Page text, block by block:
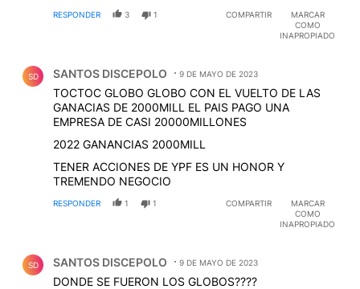
RESPONDER 3 1 COMPARTIR
MARCAR
COMO
INAPROPIADO
SD SANTOS DISCEPOLO 9 DE MAYO DE 2023
TOCTOC GLOBO GLOBO CON EL VUELTO DE LAS
GANACIAS DE 2000MILL EL PAIS PAGO UNA
EMPRESA DE CASI 20000MILLONES
2022 GANANCIAS 2000MILL
TENER ACCIONES DE YPF ES UN HONOR Y
TREMENDO NEGOCIO
RESPONDER 1 1 COMPARTIR
MARCAR
COMO
INAPROPIADO
SD SANTOS DISCEPOLO 9 DE MAYO DE 2023
DONDE SE FUERON LOS GLOBOS????